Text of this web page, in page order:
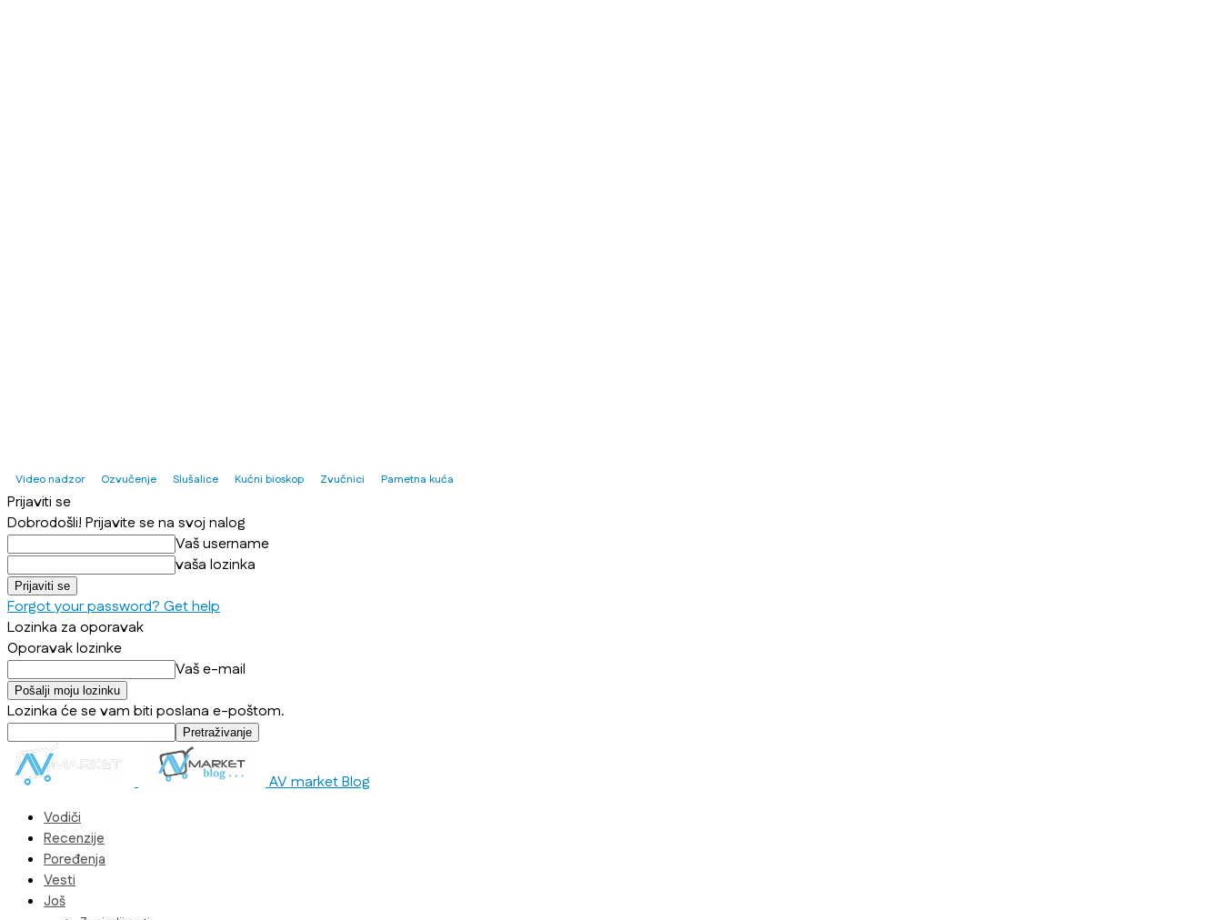
Video nadzor Ozvučenje Slušalice Kućni bioskop Zvučnici Pametna kuća
Prijaviti se
Dobrodošli! Prijavite se na svoj nalog
Vaš username
vaša lozinka
Forgot your password? Get help
Lozinka za oporavak
Oporavak lozinke
Vaš e-mail
Lozinka će se vam biti poslana e-poštom.
AV market Blog
Vodiči
Recenzije
Poređenja
Vesti
Još